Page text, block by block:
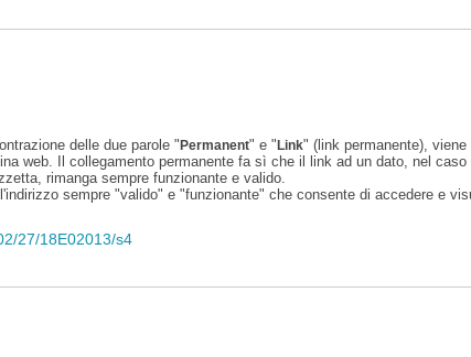
delle due parole "Permanent" e "Link" (link permanente),
web. Il collegamento permanente fa sì che il link ad un dato, nel
rimanga sempre funzionante e valido.
sempre "valido" e "funzionante" che consente di accedere e
27/18E02013/s4